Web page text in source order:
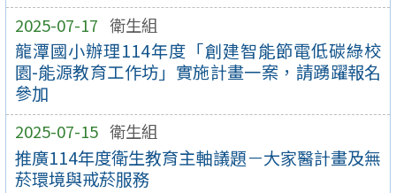
2025-07-17 衛生組
龍潭國小辦理114年度「創建智能節電低碳綠校
園-能源教育工作坊」實施計畫一案，請踴躍報名
參加
2025-07-15 衛生組
推廣114年度衛生教育主軸議題－大家醫計畫及無
菸環境與戒菸服務